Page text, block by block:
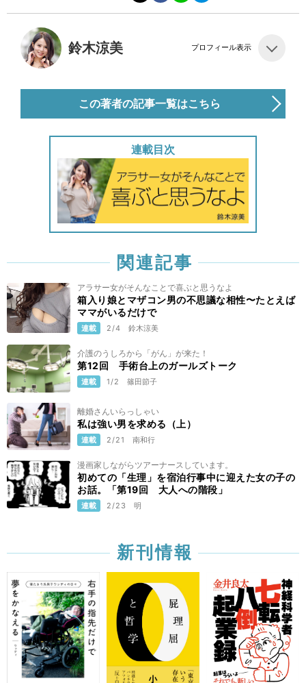
鈴木涼美 プロフィール表示
この著者の記事一覧はこちら
連載目次
関連記事
アラサー女がそんなことで喜ぶと思うなよ
箱入り娘とマザコン男の不思議な相性〜たとえば
ママがいるだけで
連載 2/4 鈴木涼美
介護のうしろから「がん」が来た！
第12回 手術台上のガールズトーク
連載 1/2 篠田節子
離婚さんいらっしゃい
私は強い男を求める（上）
連載 2/21 南和行
漫画家しながらツアーナースしています。
初めての「生理」を宿泊行事中に迎えた女の子の
お話。「第19回 大人への階段」
連載 2/23 明
新刊情報